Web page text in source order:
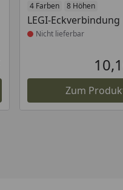
4 Farben 8 Höhen
LEGI-Eckverbindung
Produkt nicht
Nicht lieferbar
Zum